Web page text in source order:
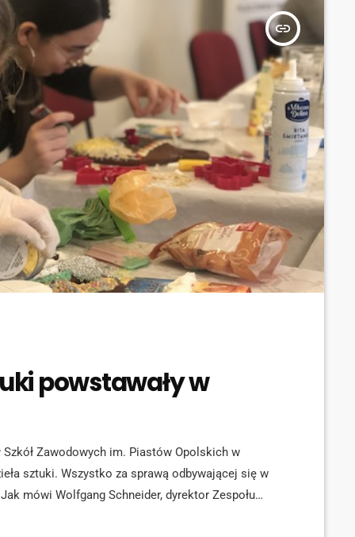
insert_link
powstawały w
Zawodowych im. Piastów Opolskich w
sztuki. Wszystko za sprawą odbywającej się w
mówi Wolfgang Schneider, dyrektor Zespołu
celem jest nie tylko wybór najpiękniej,